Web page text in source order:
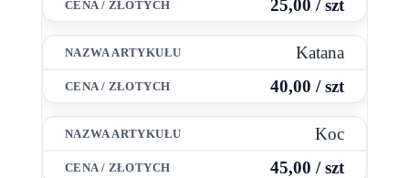
25,00 / szt
Katana
40,00 / szt
Koc
45,00 / szt